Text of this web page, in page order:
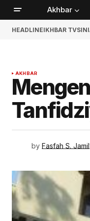
Akhbar
HEADLINEIKHBAR TV
AKHBAR
by Fasfah S. Jamil